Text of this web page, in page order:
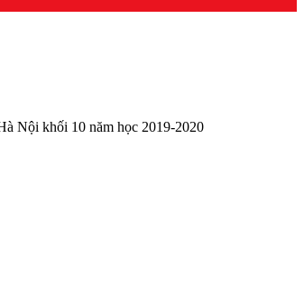
Nội khối 10 năm học 2019-2020